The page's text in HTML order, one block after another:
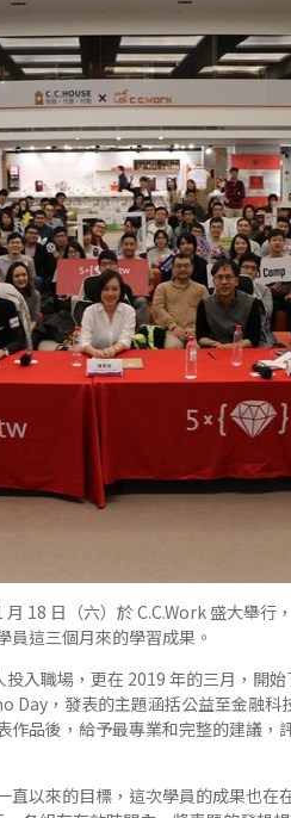
18 日（六）於 C.C.Work 盛大舉行
這三個月來的學習成果。
入職場，更在 2019 年的三月，開
Day，發表的主題涵括公益至金融科
品後，給予最專業和完整的建議，
直以來的目標，這次學員的成果也